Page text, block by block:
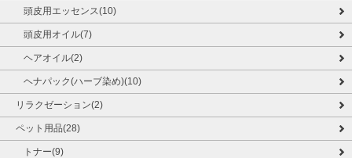
頭皮用エッセンス(10)
頭皮用オイル(7)
ヘアオイル(2)
ヘナパック(ハーブ染め)(10)
リラクゼーション(2)
ペット用品(28)
トナー(9)